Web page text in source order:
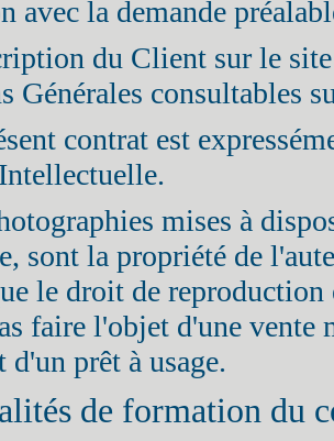
avec la demande
du Client sur le
Générales consultables
contrat est
mises à
sont la propriété de
le droit de
faire l'objet d'une vente
prêt à usage.
de formation du